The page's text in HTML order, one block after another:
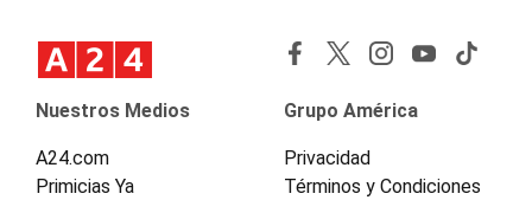
Nuestros Medios
A24.com
Primicias Ya
Grupo América
Privacidad
Términos y Condiciones